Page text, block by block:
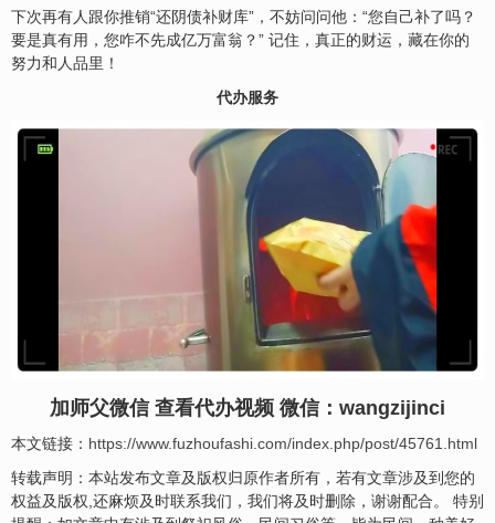
下次再有人跟你推销“还阴债补财库”，不妨问问他：“您自己补了吗？
要是真有用，您咋不先成亿万富翁？” 记住，真正的财运，藏在你的
努力和人品里！
代办服务
加师父微信 查看代办视频 微信：wangzijinci
本文链接： https://www.fuzhoufashi.com/index.php/post/45761.html
转载声明：本站发布文章及版权归原作者所有，若有文章涉及到您的
权益及版权,还麻烦及时联系我们，我们将及时删除，谢谢配合。 特别